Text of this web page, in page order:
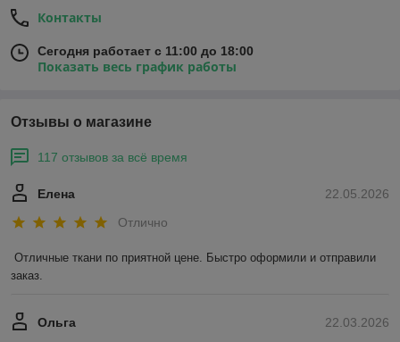
Контакты
Сегодня работает с 11:00 до 18:00
Показать весь график работы
Отзывы о магазине
117 отзывов за всё время
22.05.2026
Елена
Отлично
Отличные ткани по приятной цене. Быстро оформили и отправили
заказ.
22.03.2026
Ольга